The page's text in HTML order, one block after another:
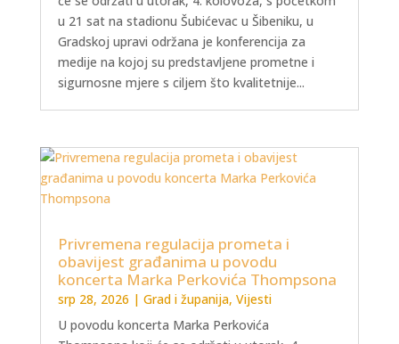
u 21 sat na stadionu Šubićevac u Šibeniku, u
Gradskoj upravi održana je konferencija za
medije na kojoj su predstavljene prometne i
sigurnosne mjere s ciljem što kvalitetnije...
Privremena regulacija prometa i
obavijest građanima u povodu
koncerta Marka Perkovića Thompsona
srp 28, 2026 | Grad i županija, Vijesti
U povodu koncerta Marka Perkovića